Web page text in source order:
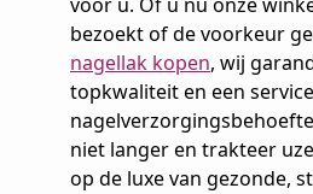
bezoekt of de voorkeur
nagellak kopen, wij
topkwaliteit en een
niet langer en trakteer
op de luxe van gezonde,